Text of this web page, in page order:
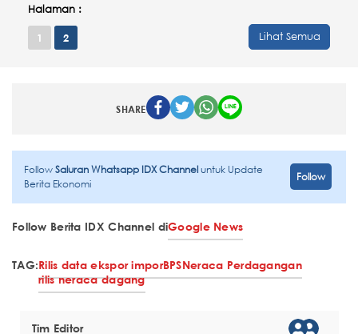
Halaman :
1 2 Lihat Semua
SHARE
FollowSaluran Whatsapp IDX Channeluntuk Update
Berita Ekonomi
Follow
Follow Berita IDX Channel diGoogle News
TAG:Rilis data ekspor imporBPSNeraca Perdagangan
rilis neraca dagang
Tim Editor